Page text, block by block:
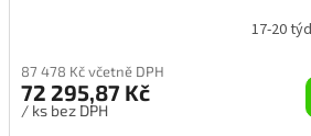
17-20
87 478 Kč včetně DPH
72 295,87 Kč
/ ks bez DPH